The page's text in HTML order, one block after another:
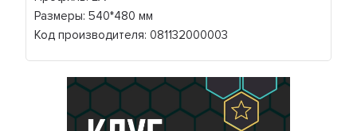
Размеры: 540*480 мм
Код производителя: 081132000003